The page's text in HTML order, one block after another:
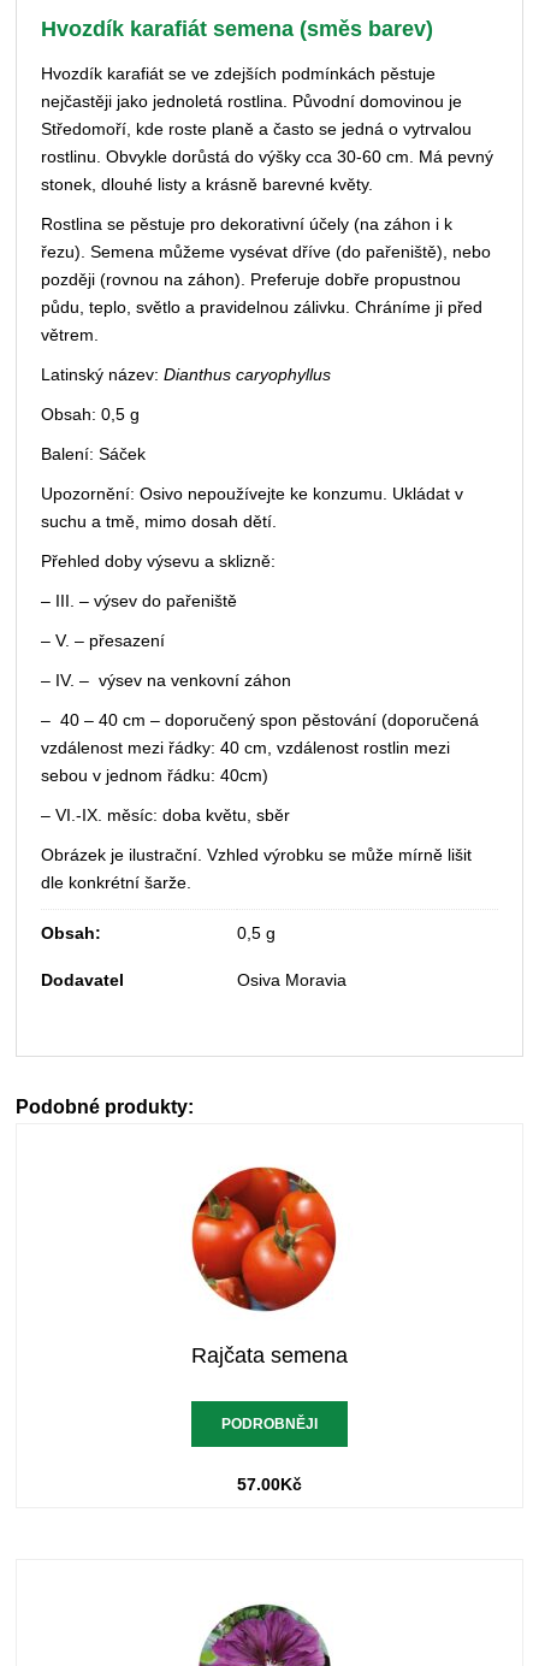
Hvozdík karafiát semena (směs barev)
Hvozdík karafiát se ve zdejších podmínkách pěstuje
nejčastěji jako jednoletá rostlina. Původní domovinou je
Středomoří, kde roste planě a často se jedná o vytrvalou
rostlinu. Obvykle dorůstá do výšky cca 30-60 cm. Má pevný
stonek, dlouhé listy a krásně barevné květy.
Rostlina se pěstuje pro dekorativní účely (na záhon i k
řezu). Semena můžeme vysévat dříve (do pařeniště), nebo
později (rovnou na záhon). Preferuje dobře propustnou
půdu, teplo, světlo a pravidelnou zálivku. Chráníme ji před
větrem.
Latinský název: Dianthus caryophyllus
Obsah: 0,5 g
Balení: Sáček
Upozornění: Osivo nepoužívejte ke konzumu. Ukládat v
suchu a tmě, mimo dosah dětí.
Přehled doby výsevu a sklizně:
– III. – výsev do pařeniště
– V. – přesazení
– IV. – výsev na venkovní záhon
– 40 – 40 cm – doporučený spon pěstování (doporučená
vzdálenost mezi řádky: 40 cm, vzdálenost rostlin mezi
sebou v jednom řádku: 40cm)
– VI.-IX. měsíc: doba květu, sběr
Obrázek je ilustrační. Vzhled výrobku se může mírně lišit
dle konkrétní šarže.
Obsah: 0,5 g
Dodavatel Osiva Moravia
Podobné produkty:
Rajčata semena
PODROBNĚJI
57.00Kč